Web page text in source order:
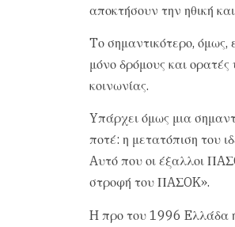
αποκτήσουν την ηθική
Tο σημαντικότερο, όμως,
μόνο δρόμους και ορατές
κοινωνίας.
Yπάρχει όμως μια
ποτέ: η μετατόπιση του
Aυτό που οι έξαλλοι
στροφή του ΠAΣOK».
H προ του 1996 Eλλάδα